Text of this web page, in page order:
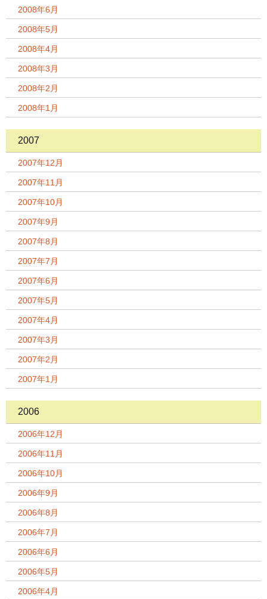
2008年6月
2008年5月
2008年4月
2008年3月
2008年2月
2008年1月
2007
2007年12月
2007年11月
2007年10月
2007年9月
2007年8月
2007年7月
2007年6月
2007年5月
2007年4月
2007年3月
2007年2月
2007年1月
2006
2006年12月
2006年11月
2006年10月
2006年9月
2006年8月
2006年7月
2006年6月
2006年5月
2006年4月